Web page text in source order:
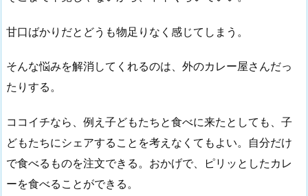
甘口ばかりだとどうも物足りなく感じてしまう。
そんな悩みを解消してくれるのは、外のカレー屋さんだっ
たりする。
ココイチなら、例え子どもたちと食べに来たとしても、子
どもたちにシェアすることを考えなくてもよい。自分だけ
で食べるものを注文できる。おかげで、ピリッとしたカレ
ーを食べることができる。